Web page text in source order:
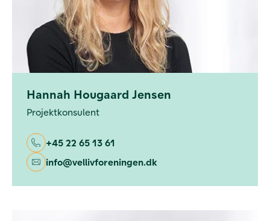
Hannah Hougaard Jensen
Projektkonsulent
+45 22 65 13 61
info@vellivforeningen.dk